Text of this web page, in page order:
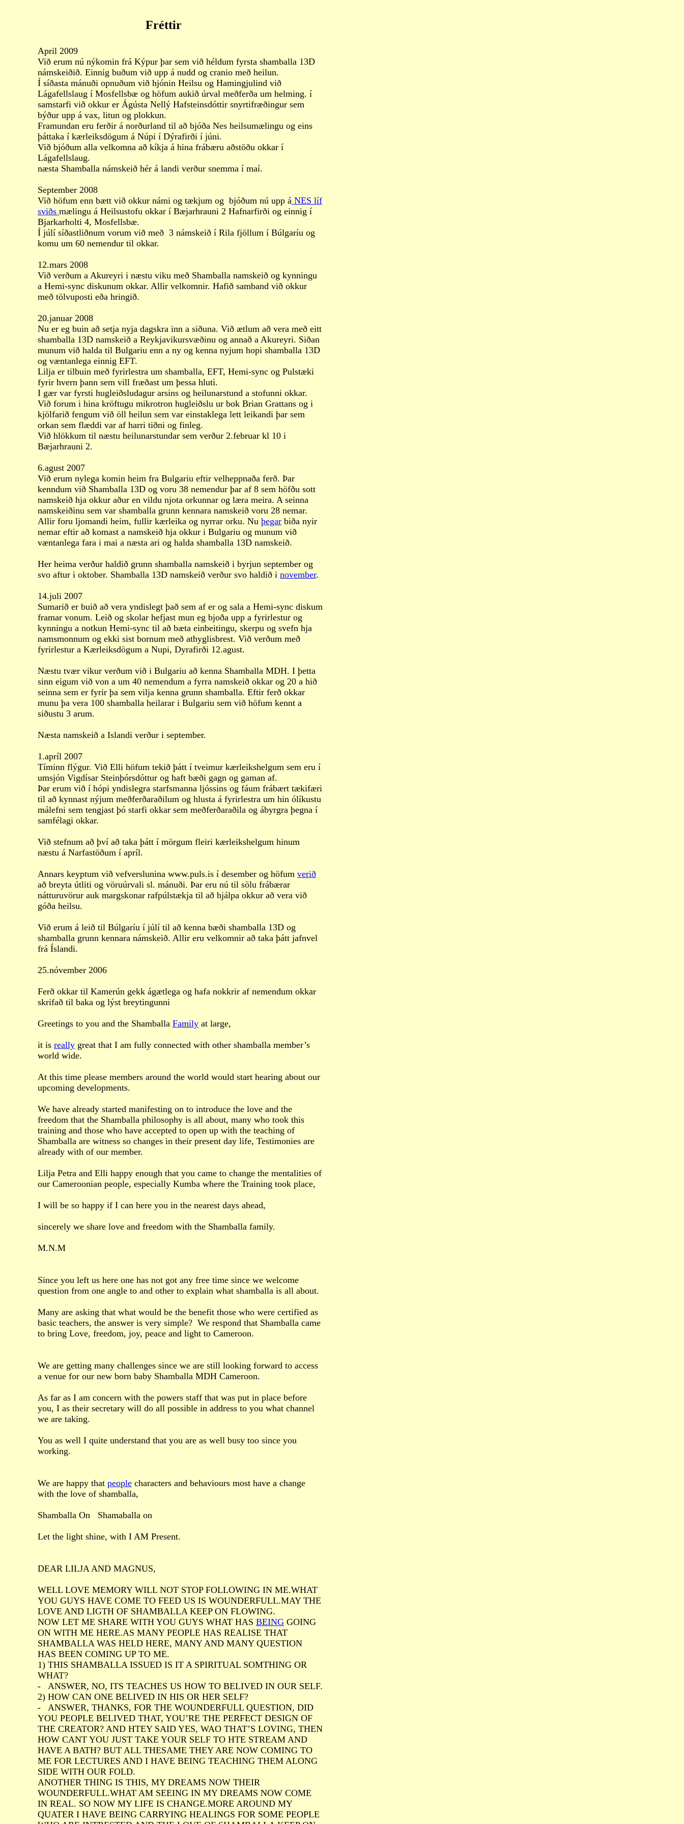
April 2009
Við erum nú nýkomin frá Kýpur þar sem við héldum fyrsta shamballa 13D
námskeiðið. Einnig buðum við upp á nudd og cranio með heilun.
Í síðasta mánuði opnuðum við hjónin Heilsu og Hamingjulind við
Lágafellslaug í Mosfellsbæ og höfum aukið úrval meðferða um helming. í
samstarfi við okkur er Ágústa Nellý Hafsteinsdóttir snyrtifræðingur sem
býður upp á vax, litun og plokkun.
Framundan eru ferðir á norðurland til að bjóða Nes heilsumælingu og eins
þáttaka í kærleiksdögum á Núpi í Dýrafirði í júni.
Við bjóðum alla velkomna að kíkja á hina frábæru aðstöðu okkar í
Lágafellslaug.
næsta Shamballa námskeið hér á landi verður snemma í maí.
September 2008
Við höfum enn bætt við okkur námi og tækjum og bjóðum nú upp á NES líf
sviðs mælingu á Heilsustofu okkar í Bæjarhrauni 2 Hafnarfirði og einnig í
Bjarkarholti 4, Mosfellsbæ.
Í júlí síðastliðnum vorum við með 3 námskeið í Rila fjöllum í Búlgaríu og
komu um 60 nemendur til okkar.
12.mars 2008
Við verðum a Akureyri i næstu viku með Shamballa namskeið og kynningu
a Hemi-sync diskunum okkar. Allir velkomnir. Hafið samband við okkur
með tölvuposti eða hringið.
20.januar 2008
Nu er eg buin að setja nyja dagskra inn a siðuna. Við ætlum að vera með eitt
shamballa 13D namskeið a Reykjavikursvæðinu og annað a Akureyri. Siðan
munum við halda til Bulgariu enn a ny og kenna nyjum hopi shamballa 13D
og væntanlega einnig EFT.
Lilja er tilbuin með fyrirlestra um shamballa, EFT, Hemi-sync og Pulstæki
fyrir hvern þann sem vill fræðast um þessa hluti.
I gær var fyrsti hugleiðsludagur arsins og heilunarstund a stofunni okkar.
Við forum i hina kröftugu mikrotron hugleiðslu ur bok Brian Grattans og i
kjölfarið fengum við öll heilun sem var einstaklega lett leikandi þar sem
orkan sem flæddi var af harri tiðni og finleg.
Við hlökkum til næstu heilunarstundar sem verður 2.februar kl 10 i
Bæjarhrauni 2.
6.agust 2007
Við erum nylega komin heim fra Bulgariu eftir velheppnaða ferð. Þar
kenndum við Shamballa 13D og voru 38 nemendur þar af 8 sem höfðu sott
namskeið hja okkur aður en vildu njota orkunnar og læra meira. A seinna
namskeiðinu sem var shamballa grunn kennara namskeið voru 28 nemar.
Allir foru ljomandi heim, fullir kærleika og nyrrar orku. Nu þegar biða nyir
nemar eftir að komast a namskeið hja okkur i Bulgariu og munum við
væntanlega fara i mai a næsta ari og halda shamballa 13D namskeið.
Her heima verður haldið grunn shamballa namskeið i byrjun september og
svo aftur i oktober. Shamballa 13D namskeið verður svo haldið i november.
14.juli 2007
Sumarið er buið að vera yndislegt það sem af er og sala a Hemi-sync diskum
framar vonum. Leið og skolar hefjast mun eg bjoða upp a fyrirlestur og
kynningu a notkun Hemi-sync til að bæta einbeitingu, skerpu og svefn hja
namsmonnum og ekki sist bornum með athyglisbrest. Við verðum með
fyrirlestur a Kærleiksdögum a Nupi, Dyrafirði 12.agust.
Næstu tvær vikur verðum við i Bulgariu að kenna Shamballa MDH. I þetta
sinn eigum við von a um 40 nemendum a fyrra namskeið okkar og 20 a hið
seinna sem er fyrir þa sem vilja kenna grunn shamballa. Eftir ferð okkar
munu þa vera 100 shamballa heilarar i Bulgariu sem við höfum kennt a
siðustu 3 arum.
Næsta namskeið a Islandi verður i september.
1.apríl 2007
Tíminn flýgur. Við Elli höfum tekið þátt í tveimur kærleikshelgum sem eru í
umsjón Vigdísar Steinþórsdóttur og haft bæði gagn og gaman af.
Þar erum við í hópi yndislegra starfsmanna ljóssins og fáum frábært tækifæri
til að kynnast nýjum meðferðaraðilum og hlusta á fyrirlestra um hin ólíkustu
málefni sem tengjast þó starfi okkar sem meðferðaraðila og ábyrgra þegna í
samfélagi okkar.
Við stefnum að því að taka þátt í mörgum fleiri kærleikshelgum hinum
næstu á Narfastöðum í apríl.
Annars keyptum við vefverslunina www.puls.is í desember og höfum verið
að breyta útliti og vöruúrvali sl. mánuði. Þar eru nú til sölu frábærar
nátturuvörur auk margskonar rafpúlstækja til að hjálpa okkur að vera við
góða heilsu.
Við erum á leið til Búlgaríu í júlí til að kenna bæði shamballa 13D og
shamballa grunn kennara námskeið. Allir eru velkomnir að taka þátt jafnvel
frá Íslandi.
25.nóvember 2006
Ferð okkar til Kamerún gekk ágætlega og hafa nokkrir af nemendum okkar
skrifað til baka og lýst breytingunni
Greetings to you and the Shamballa Family at large,
it is really great that I am fully connected with other shamballa member’s
world wide.
At this time please members around the world would start hearing about our
upcoming developments.
We have already started manifesting on to introduce the love and the
freedom that the Shamballa philosophy is all about, many who took this
training and those who have accepted to open up with the teaching of
Shamballa are witness so changes in their present day life, Testimonies are
already with of our member.
Lilja Petra and Elli happy enough that you came to change the mentalities of
our Cameroonian people, especially Kumba where the Training took place,
I will be so happy if I can here you in the nearest days ahead,
sincerely we share love and freedom with the Shamballa family.
M.N.M
Since you left us here one has not got any free time since we welcome
question from one angle to and other to explain what shamballa is all about.
Many are asking that what would be the benefit those who were certified as
basic teachers, the answer is very simple? We respond that Shamballa came
to bring Love, freedom, joy, peace and light to Cameroon.
We are getting many challenges since we are still looking forward to access
a venue for our new born baby Shamballa MDH Cameroon.
As far as I am concern with the powers staff that was put in place before
you, I as their secretary will do all possible in address to you what channel
we are taking.
You as well I quite understand that you are as well busy too since you
working.
We are happy that people characters and behaviours most have a change
with the love of shamballa,
Shamballa On Shamaballa on
Let the light shine, with I AM Present.
DEAR LILJA AND MAGNUS,
WELL LOVE MEMORY WILL NOT STOP FOLLOWING IN ME.WHAT
YOU GUYS HAVE COME TO FEED US IS WOUNDERFULL.MAY THE
LOVE AND LIGTH OF SHAMBALLA KEEP ON FLOWING.
NOW LET ME SHARE WITH YOU GUYS WHAT HAS BEING GOING
ON WITH ME HERE.AS MANY PEOPLE HAS REALISE THAT
SHAMBALLA WAS HELD HERE, MANY AND MANY QUESTION
HAS BEEN COMING UP TO ME.
1) THIS SHAMBALLA ISSUED IS IT A SPIRITUAL SOMTHING OR
WHAT?
- ANSWER, NO, ITS TEACHES US HOW TO BELIVED IN OUR SELF.
2) HOW CAN ONE BELIVED IN HIS OR HER SELF?
- ANSWER, THANKS, FOR THE WOUNDERFULL QUESTION, DID
YOU PEOPLE BELIVED THAT, YOU’RE THE PERFECT DESIGN OF
THE CREATOR? AND HTEY SAID YES, WAO THAT’S LOVING, THEN
HOW CANT YOU JUST TAKE YOUR SELF TO HTE STREAM AND
HAVE A BATH? BUT ALL THESAME THEY ARE NOW COMING TO
ME FOR LECTURES AND I HAVE BEING TEACHING THEM ALONG
SIDE WITH OUR FOLD.
ANOTHER THING IS THIS, MY DREAMS NOW THEIR
WOUNDERFULL.WHAT AM SEEING IN MY DREAMS NOW COME
IN REAL. SO NOW MY LIFE IS CHANGE.MORE AROUND MY
QUATER I HAVE BEING CARRYING HEALINGS FOR SOME PEOPLE
Fréttir